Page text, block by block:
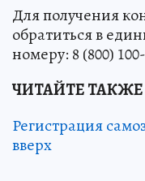
Для получения
обратиться в
номеру: 8 (800)
ЧИТАЙТЕ ТАКЖЕ
Регистрация
вверх